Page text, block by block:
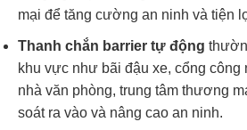
mại để tăng cường an ninh và tiện
Thanh chắn barrier tự động
khu vực như bãi đậu xe, cổng công
nhà văn phòng, trung tâm thương
soát ra vào và nâng cao an ninh.